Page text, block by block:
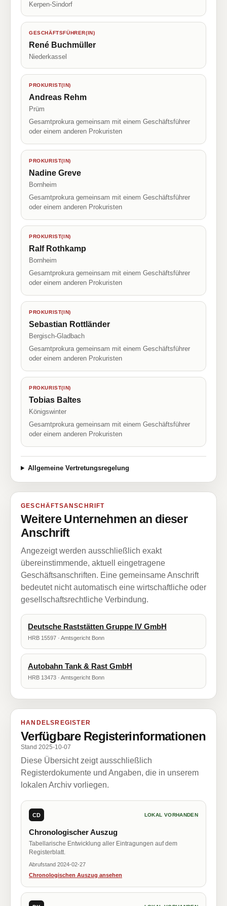
Kerpen-Sindorf
GESCHÄFTSFÜHRER(IN)
René Buchmüller
Niederkassel
PROKURIST(IN)
Andreas Rehm
Prüm
Gesamtprokura gemeinsam mit einem Geschäftsführer
oder einem anderen Prokuristen
PROKURIST(IN)
Nadine Greve
Bornheim
Gesamtprokura gemeinsam mit einem Geschäftsführer
oder einem anderen Prokuristen
PROKURIST(IN)
Ralf Rothkamp
Bornheim
Gesamtprokura gemeinsam mit einem Geschäftsführer
oder einem anderen Prokuristen
PROKURIST(IN)
Sebastian Rottländer
Bergisch-Gladbach
Gesamtprokura gemeinsam mit einem Geschäftsführer
oder einem anderen Prokuristen
PROKURIST(IN)
Tobias Baltes
Königswinter
Gesamtprokura gemeinsam mit einem Geschäftsführer
oder einem anderen Prokuristen
Allgemeine Vertretungsregelung
GESCHÄFTSANSCHRIFT
Weitere Unternehmen an dieser
Anschrift
Angezeigt werden ausschließlich exakt
übereinstimmende, aktuell eingetragene
Geschäftsanschriften. Eine gemeinsame Anschrift
bedeutet nicht automatisch eine wirtschaftliche oder
gesellschaftsrechtliche Verbindung.
Deutsche Raststätten Gruppe IV GmbH
HRB 15597 · Amtsgericht Bonn
Autobahn Tank & Rast GmbH
HRB 13473 · Amtsgericht Bonn
HANDELSREGISTER
Verfügbare Registerinformationen
Stand 2025-10-07
Diese Übersicht zeigt ausschließlich
Registerdokumente und Angaben, die in unserem
lokalen Archiv vorliegen.
CD LOKAL VORHANDEN
Chronologischer Auszug
Tabellarische Entwicklung aller Eintragungen auf dem
Registerblatt.
Abrufstand 2024-02-27
Chronologischen Auszug ansehen